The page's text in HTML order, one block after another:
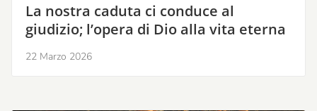
La nostra caduta ci conduce al
giudizio; l’opera di Dio alla vita eterna
22 Marzo 2026